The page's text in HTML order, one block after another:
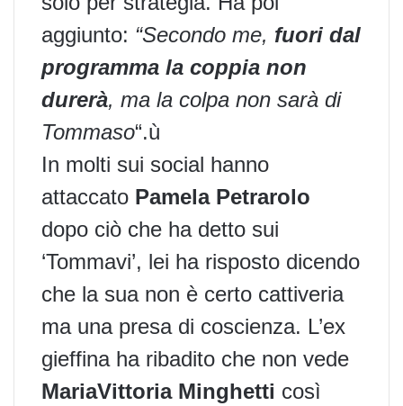
aggiunto: “Secondo me, fuori dal
programma la coppia non
durerà, ma la colpa non sarà di
Tommaso“.ù
In molti sui social hanno
attaccato Pamela Petrarolo
dopo ciò che ha detto sui
‘Tommavi’, lei ha risposto dicendo
che la sua non è certo cattiveria
ma una presa di coscienza. L’ex
gieffina ha ribadito che non vede
MariaVittoria Minghetti così